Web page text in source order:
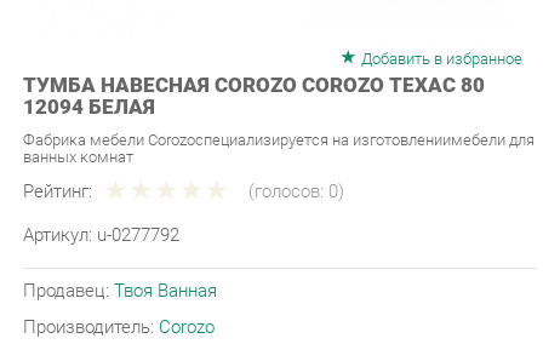
ТУМБА НАВЕСНАЯ COROZO COROZO ТЕХАС 80
12094 БЕЛАЯ
Фабрика мебели Corozoспециализируется на изготовлениимебели для
Рейтинг: (голосов:
Артикул: u-0277792
Продавец:
Производитель: Corozo
Последняя цена: 16 190 ₽